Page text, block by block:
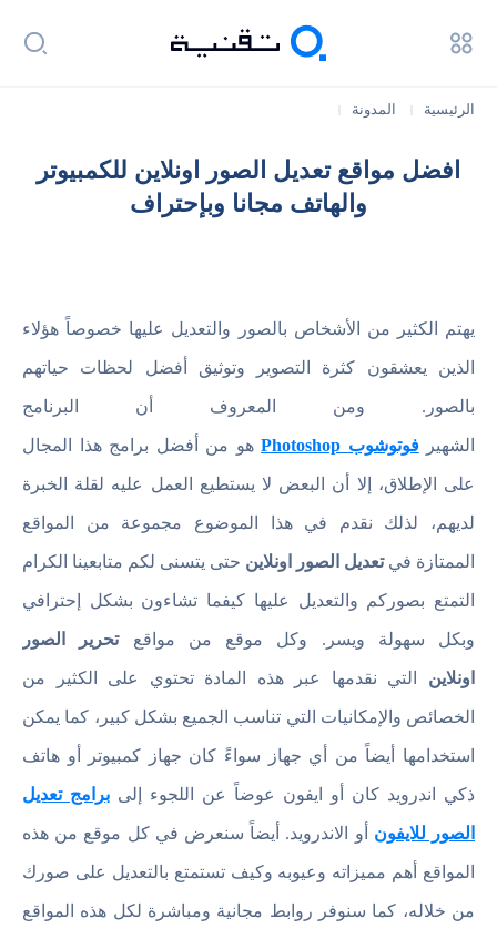
الرئيسية المدونة
افضل مواقع تعديل الصور اونلاين للكمبيوتر
والهاتف مجانا وبإحتراف
يهتم الكثير من الأشخاص بالصور والتعديل عليها خصوصاً هؤلاء
الذين يعشقون كثرة التصوير وتوثيق أفضل لحظات حياتهم
بالصور. ومن المعروف أن البرنامج
الشهيرفوتوشوب Photoshop هو من أفضل برامج هذا المجال
على الإطلاق، إلا أن البعض لا يستطيع العمل عليه لقلة الخبرة
لديهم، لذلك نقدم في هذا الموضوع مجموعة من المواقع
الممتازة فيتعديل الصور اونلاين حتى يتسنى لكم متابعينا الكرام
التمتع بصوركم والتعديل عليها كيفما تشاءون بشكل إحترافي
وبكل سهولة ويسر. وكل موقع من مواقعتحرير الصور
اونلاين التي نقدمها عبر هذه المادة تحتوي على الكثير من
الخصائص والإمكانيات التي تناسب الجميع بشكل كبير، كما يمكن
استخدامها أيضاً من أي جهاز سواءً كان جهاز كمبيوتر أو هاتف
ذكي اندرويد كان أو ايفون عوضاً عن اللجوء إلى برامج تعديل
الصور للايفون أو الاندرويد. أيضاً سنعرض في كل موقع من هذه
المواقع أهم مميزاته وعيوبه وكيف تستمتع بالتعديل على صورك
من خلاله، كما سنوفر روابط مجانية ومباشرة لكل هذه المواقع